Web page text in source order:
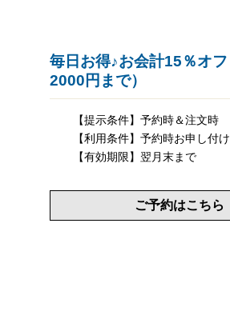
毎日お得♪お会計15％オ
2000円まで）
【提示条件】予約時＆注文時
【利用条件】予約時お申し付
【有効期限】翌月末まで
ご予約はこちら